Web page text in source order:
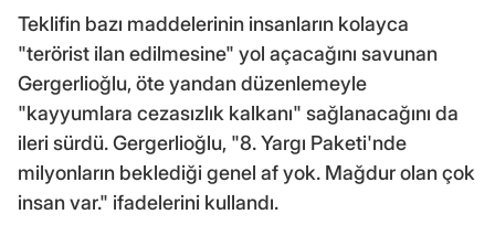
Teklifin bazı maddelerinin insanların kolayca
"terörist ilan edilmesine" yol açacağını savunan
Gergerlioğlu, öte yandan düzenlemeyle
"kayyumlara cezasızlık kalkanı" sağlanacağını da
ileri sürdü. Gergerlioğlu, "8. Yargı Paketi'nde
milyonların beklediği genel af yok. Mağdur olan çok
insan var." ifadelerini kullandı.